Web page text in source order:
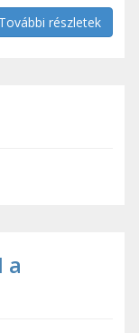
További részletek
a